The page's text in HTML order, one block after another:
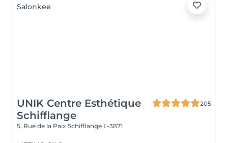
UNIK Centre Esthétique
Schifflange
205
5, Rue de la Paix Schifflange L-3871